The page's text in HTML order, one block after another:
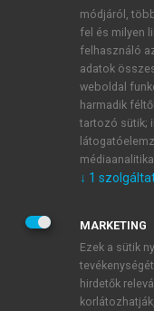
ÚJ FIÓK
1 óra díjmentes
E-MAIL-CÍM
JELSZÓ
JELSZÓ ÚJRA
módjáról,
fel és milyen
felhasználó
adatok
weboldal
harmadik
tartozó sütik;
↓ 1
MARKETING
Ezek a sütik
hirdetők